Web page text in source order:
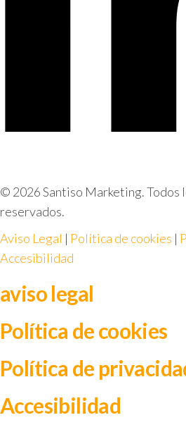
© 2026 Santiso Marketing. Todos
reservados.
Aviso Legal | Política de cookies |
Accesibilidad
aviso legal
Política de cookies
Política de
Accesibilidad